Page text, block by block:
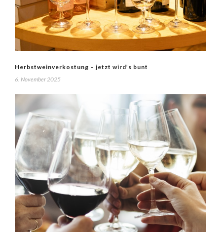
Herbstweinverkostung – jetzt wird’s bunt
6. November 2025